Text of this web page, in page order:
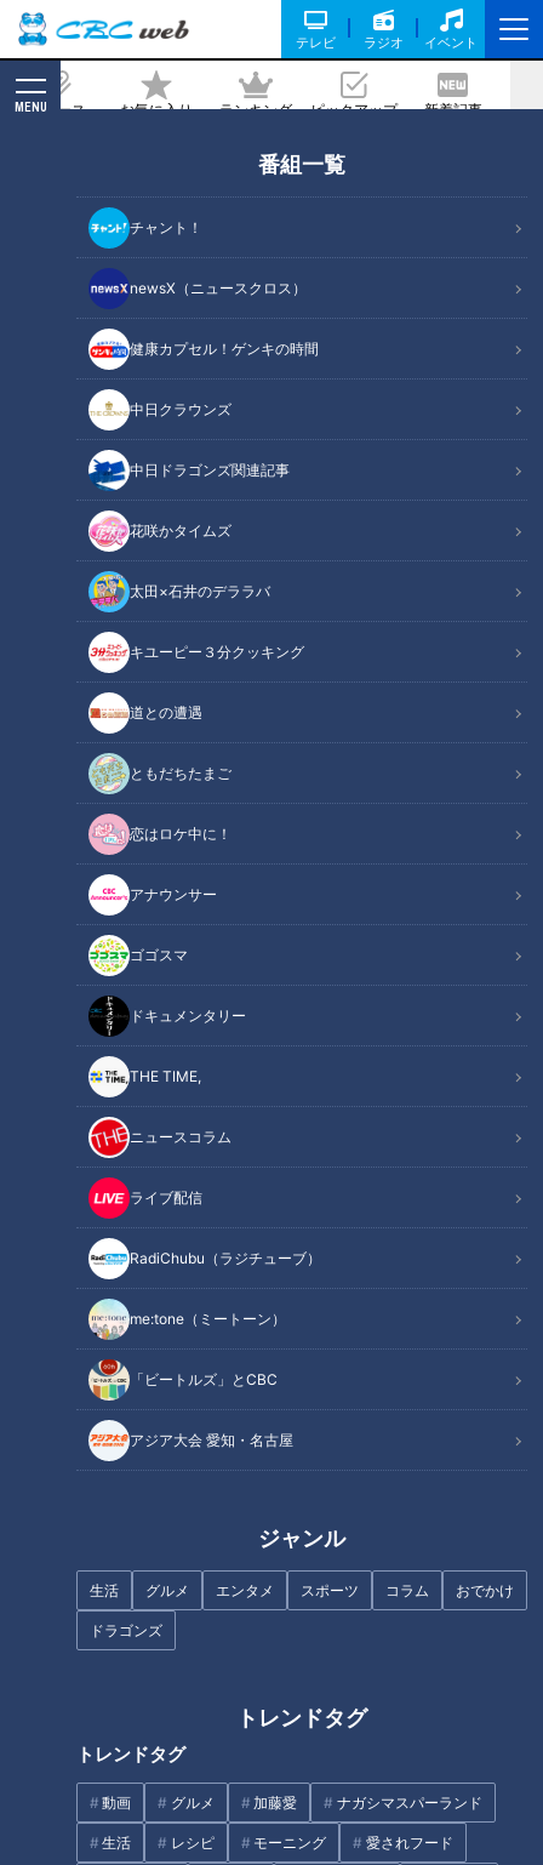
テレビ ラジオ イベント
ニュース お気に入り ランキング ピックアップ 新着記事
MENU
番組一覧
チャント！
newsX（ニュースクロス）
健康カプセル！ゲンキの時間
中日クラウンズ
中日ドラゴンズ関連記事
花咲かタイムズ
太田×石井のデララバ
キユーピー３分クッキング
道との遭遇
ともだちたまご
恋はロケ中に！
アナウンサー
ゴゴスマ
ドキュメンタリー
THE TIME,
ニュースコラム
ライブ配信
RadiChubu（ラジチューブ）
me:tone（ミートーン）
「ビートルズ」とCBC
アジア大会 愛知・名古屋
ジャンル
生活 グルメ エンタメ スポーツ コラム おでかけ
ドラゴンズ
トレンドタグ
トレンドタグ
動画 グルメ 加藤愛 ナガシマスパーランド
生活 レシピ モーニング 愛されフード
人前で声が出なくなる不安 「場面かん
黙症」の女性たちのドキュメンタリー
2021/04/19 12:27
ドキュメンタリー
長編ドキュメンタリー
その19歳の女性の“声”は、スマートフォンのメモ機能に打ち込
まれた文字だ。友人や職場の同僚にも、スマホの文字を見せて
思いを伝えている。
彼女は、話せないのではない。家を出ると声が出なくなるの
だ。それは小学生の頃から続いている。家ではしゃべれるの
に、学校や職場など特定の場面で声が出なくなる不安障害の一
つ『場面緘黙症』と闘っている。
現在、小学生の500人に1人がこの障害に悩んでいるとされて
いる。それでも、親の前ではしゃべれるからと「おとなしい
子」などと見過ごされることも多い。また、教師には「授業に
まじめに取り組んでいない」と叱責されることも珍しくないと
いうのだ。
この番組では、高校生の時に場面緘黙症を克服した女性がこれ
までの苦しみを振り返ったり、12歳の小学生が場面緘黙症と闘
いながら地域で人気のパティシエとして活動したりする場面も
ご覧いただく。
彼女たちの”声なき声”に、じっくり耳を傾けた。
この記事を見たあなたへのおすすめ
【前編】小学生の５００人に１
不安 「場面かん黙症」の女性
たちのドキュメンタリー
と闘う配達員に”依頼” 送り主
は小学校の先生